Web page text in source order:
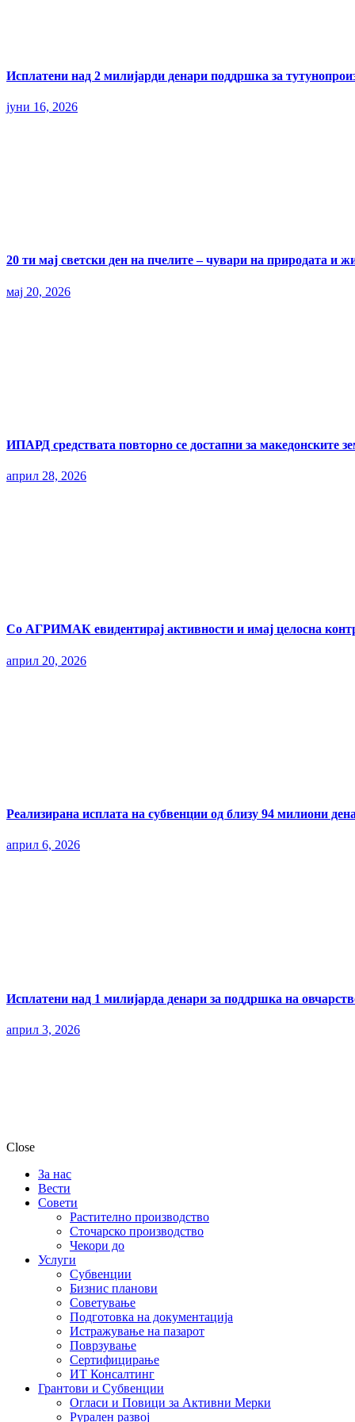
Исплатени над 2 милијарди денари поддршка за
јуни 16, 2026
20 ти мај светски ден на пчелите – чувари на природата и
мај 20, 2026
ИПАРД средствата повторно се достапни за македонските
април 28, 2026
Со АГРИМАК евидентирај активности и имај целосна
април 20, 2026
Реализирана исплата на субвенции од близу 94 милиони
април 6, 2026
Исплатени над 1 милијарда денари за поддршка на
април 3, 2026
Close
За нас
Вести
Совети
Растително производство
Сточарско производство
Чекори до
Услуги
Субвенции
Бизнис планови
Советување
Подготовка на документација
Истражување на пазарот
Поврзување
Сертифицирање
ИТ Консалтинг
Грантови и Субвенции
Огласи и Повици за Активни Мерки
Рурален развој